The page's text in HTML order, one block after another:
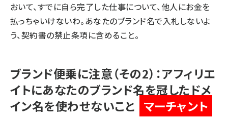
おいて、すでに自ら完了した仕事について、他人にお金を
払っちゃいけないわ。あなたのブランド名で入札しないよ
う、契約書の禁止条項に含めること。
ブランド便乗に注意（その2）：アフィリエ
イトにあなたのブランド名を冠したドメ
イン名を使わせないこと マーチャント